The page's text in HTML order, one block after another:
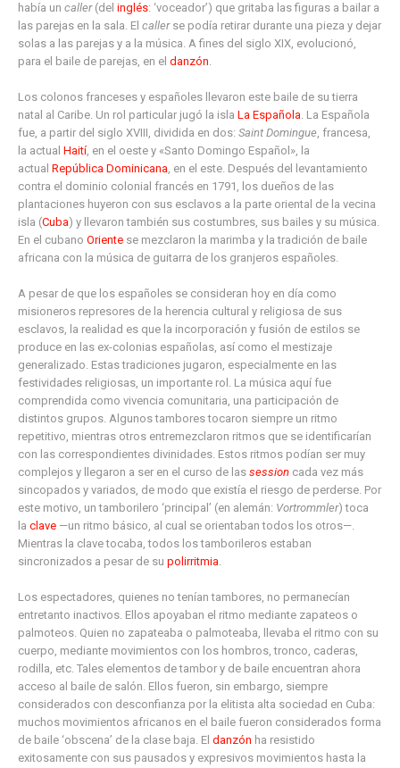
había uncaller(delinglés: ‘voceador’) que gritaba las figuras a bailar a
las parejas en la sala. Elcallerse podía retirar durante una pieza y dejar
solas a las parejas y a la música. A fines del siglo XIX, evolucionó,
para el baile de parejas, en eldanzón.
Los colonos franceses y españoles llevaron este baile de su tierra
natal al Caribe. Un rol particular jugó la islaLa Española. La Española
fue, a partir del siglo XVIII, dividida en dos:Saint Domingue, francesa,
la actualHaití, en el oeste y «Santo Domingo Español», la
actualRepública Dominicana, en el este. Después del levantamiento
contra el dominio colonial francés en 1791, los dueños de las
plantaciones huyeron con sus esclavos a la parte oriental de la vecina
isla (Cuba) y llevaron también sus costumbres, sus bailes y su música.
En el cubanoOriente se mezclaron la marimba y la tradición de baile
africana con la música de guitarra de los granjeros españoles.
A pesar de que los españoles se consideran hoy en día como
misioneros represores de la herencia cultural y religiosa de sus
esclavos, la realidad es que la incorporación y fusión de estilos se
produce en las ex-colonias españolas, así como el mestizaje
generalizado. Estas tradiciones jugaron, especialmente en las
festividades religiosas, un importante rol. La música aquí fue
comprendida como vivencia comunitaria, una participación de
distintos grupos. Algunos tambores tocaron siempre un ritmo
repetitivo, mientras otros entremezclaron ritmos que se identificarían
con las correspondientes divinidades. Estos ritmos podían ser muy
complejos y llegaron a ser en el curso de lassession cada vez más
sincopados y variados, de modo que existía el riesgo de perderse. Por
este motivo, un tamborilero ‘principal’ (en alemán: Vortrommler) toca
laclave —un ritmo básico, al cual se orientaban todos los otros—.
Mientras la clave tocaba, todos los tamborileros estaban
sincronizados a pesar de supolirritmia.
Los espectadores, quienes no tenían tambores, no permanecían
entretanto inactivos. Ellos apoyaban el ritmo mediante zapateos o
palmoteos. Quien no zapateaba o palmoteaba, llevaba el ritmo con su
cuerpo, mediante movimientos con los hombros, tronco, caderas,
rodilla, etc. Tales elementos de tambor y de baile encuentran ahora
acceso al baile de salón. Ellos fueron, sin embargo, siempre
considerados con desconfianza por la elitista alta sociedad en Cuba:
muchos movimientos africanos en el baile fueron considerados forma
de baile ‘obscena’ de la clase baja. Eldanzón ha resistido
exitosamente con sus pausados y expresivos movimientos hasta la